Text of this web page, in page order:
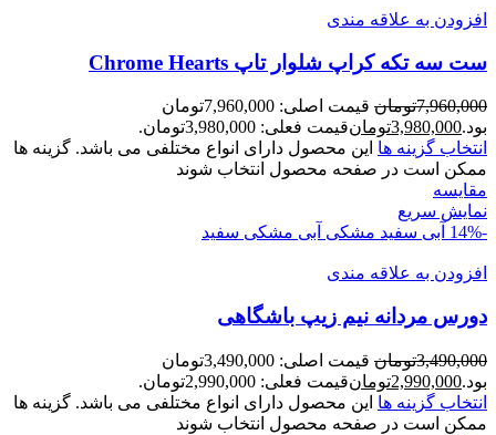
افزودن به علاقه مندی
ست سه تکه کراپ شلوار تاپ Chrome Hearts
7,960,000تومان
قیمت اصلی: 7,960,000تومان
بود.3,980,000تومانقیمت فعلی: 3,980,000تومان.
انتخاب گزینه ها این محصول دارای انواع مختلفی می باشد. گزینه ها
ممکن است در صفحه محصول انتخاب شوند
مقايسه
نمایش سریع
-14%
آبی سفید مشکی آبی مشکی سفید
افزودن به علاقه مندی
دورس مردانه نيم زيپ باشگاهی
3,490,000تومان
قیمت اصلی: 3,490,000تومان
بود.2,990,000تومانقیمت فعلی: 2,990,000تومان.
انتخاب گزینه ها این محصول دارای انواع مختلفی می باشد. گزینه ها
ممکن است در صفحه محصول انتخاب شوند